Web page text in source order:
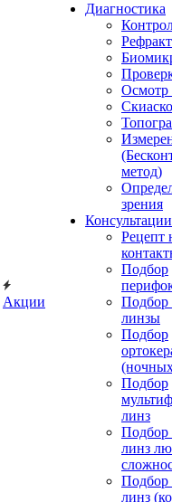
Акции
Диагностика
Осмотр
метод)
зрения
Рецепт
Подбор
Подбор
линзы
Подбор
Подбор
линз
Подбор
линз
Подбор
линз